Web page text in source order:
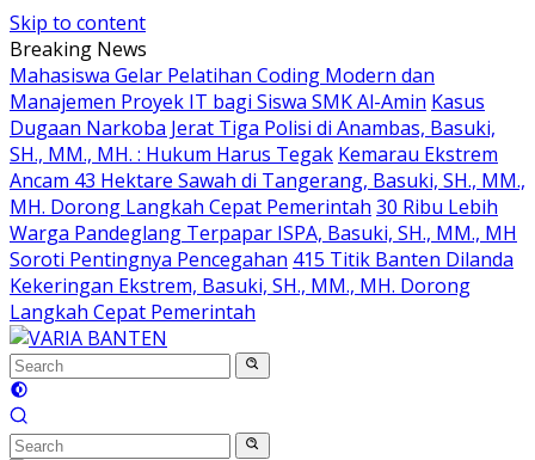
Skip to content
Breaking News
Mahasiswa Gelar Pelatihan Coding Modern dan
Manajemen Proyek IT bagi Siswa SMK Al-Amin Kasus
Dugaan Narkoba Jerat Tiga Polisi di Anambas, Basuki,
SH., MM., MH. : Hukum Harus Tegak Kemarau Ekstrem
Ancam 43 Hektare Sawah di Tangerang, Basuki, SH., MM.,
MH. Dorong Langkah Cepat Pemerintah 30 Ribu Lebih
Warga Pandeglang Terpapar ISPA, Basuki, SH., MM., MH
Soroti Pentingnya Pencegahan 415 Titik Banten Dilanda
Kekeringan Ekstrem, Basuki, SH., MM., MH. Dorong
Langkah Cepat Pemerintah